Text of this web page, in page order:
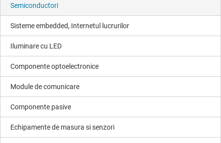
Semiconductori
Sisteme embedded, Internetul lucrurilor
Iluminare cu LED
Componente optoelectronice
Module de comunicare
Componente pasive
Echipamente de masura si senzori